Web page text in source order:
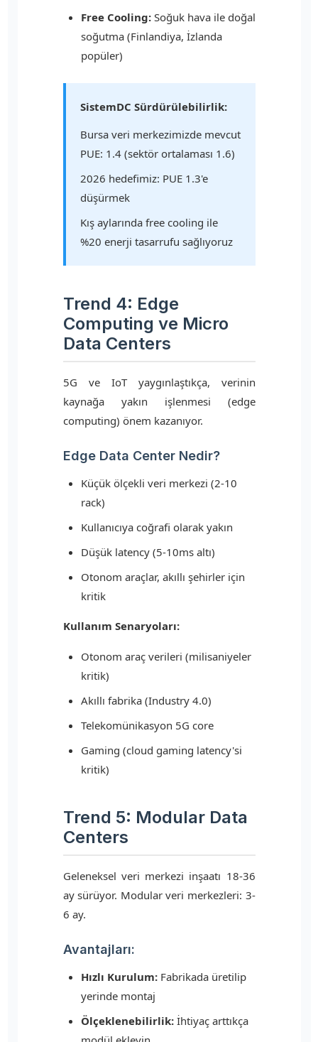
Free Cooling:Soğuk hava ile doğal
soğutma (Finlandiya, İzlanda
popüler)
SistemDC Sürdürülebilirlik:
Bursa veri merkezimizde mevcut
PUE: 1.4 (sektör ortalaması 1.6)
2026 hedefimiz: PUE 1.3'e
düşürmek
Kış aylarında free cooling ile
%20 enerji tasarrufu sağlıyoruz
Trend 4: Edge
Computing ve Micro
Data Centers
5G ve IoT yaygınlaştıkça, verinin
kaynağa yakın işlenmesi (edge
computing) önem kazanıyor.
Edge Data Center Nedir?
Küçük ölçekli veri merkezi (2-10
rack)
Kullanıcıya coğrafi olarak yakın
Düşük latency (5-10ms altı)
Otonom araçlar, akıllı şehirler için
kritik
Kullanım Senaryoları:
Otonom araç verileri (milisaniyeler
kritik)
Akıllı fabrika (Industry 4.0)
Telekomünikasyon 5G core
Gaming (cloud gaming latency'si
kritik)
Trend 5: Modular Data
Centers
Geleneksel veri merkezi inşaatı 18-36
ay sürüyor. Modular veri merkezleri: 3-
6 ay.
Avantajları:
Hızlı Kurulum:Fabrikada üretilip
yerinde montaj
Ölçeklenebilirlik:İhtiyaç arttıkça